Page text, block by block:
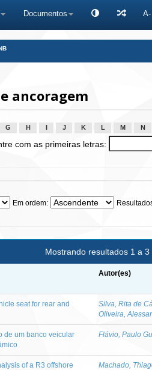
Documentos A-
ancoragem
G H J K L M N
com as primeiras letras:
Em ordem:
Mostrando resultados 1 a 3
Autor(es)
seat for rear and
Silva, Rita de
Oliveira,
de um banco veicular
Flávio, Paulo
of a R3 offshore
Machado,